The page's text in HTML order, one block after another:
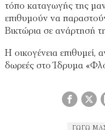
τόπο καταγωγής της
επιθυμούν να
Βικτώρια σε ανάρτησή
Η οικογένεια επιθυμεί,
δωρεές στο Ίδρυμα
ΓΩΓΏ